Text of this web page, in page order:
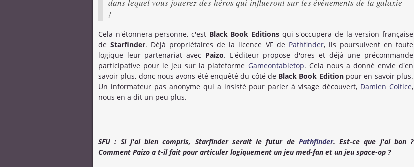
dans lequel vous jouerez des héros qui influeront sur les évènements de la galaxie
!
Cela n'étonnera personne, c'est Black Book Editions qui s'occupera de la version française
deStarfinder. Déjà propriétaires de la licence VF de Pathfinder, ils poursuivent en toute
logique leur partenariat avec Paizo. L'éditeur propose d'ores et déjà une précommande
participative pour le jeu sur la plateforme Gameontabletop. Cela nous a donné envie d'en
savoir plus, donc nous avons été enquêté du côté de Black Book Editionpour en savoir plus.
Un informateur pas anonyme qui a insisté pour parler à visage découvert, Damien Coltice,
nous en a dit un peu plus.
SFU : Si j'ai bien compris, Starfinder serait le futur de Pathfinder. Est-ce que j'ai bon ?
Comment Paizo a t-il fait pour articuler logiquement un jeu med-fan et un jeu space-op ?